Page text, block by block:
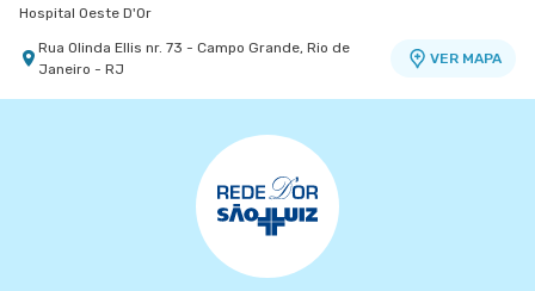
Hospital Oeste D'Or
Rua Olinda Ellis nr. 73 - Campo Grande, Rio de
Janeiro - RJ
VER MAPA